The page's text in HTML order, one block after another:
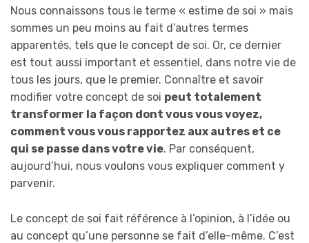
Nous connaissons tous le terme « estime de soi » mais
sommes un peu moins au fait d’autres termes
apparentés, tels que le concept de soi. Or, ce dernier
est tout aussi important et essentiel, dans notre vie de
tous les jours, que le premier. Connaître et savoir
modifier votre concept de soi peut totalement
transformer la façon dont vous vous voyez,
comment vous vous rapportez aux autres et ce
qui se passe dans votre vie. Par conséquent,
aujourd’hui, nous voulons vous expliquer comment y
parvenir.
Le concept de soi fait référence à l’opinion, à l’idée ou
au concept qu’une personne se fait d’elle-même. C’est